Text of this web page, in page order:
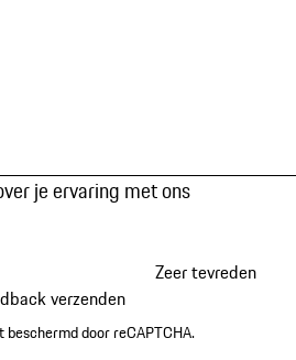
je ervaring met ons
Zeer tevreden
verzenden
beschermd door reCAPTCHA.